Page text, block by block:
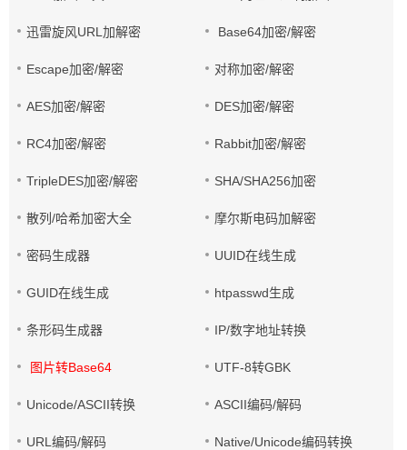
迅雷旋风URL加解密 Base64加密/解密
Escape加密/解密 对称加密/解密
AES加密/解密 DES加密/解密
RC4加密/解密 Rabbit加密/解密
TripleDES加密/解密 SHA/SHA256加密
散列/哈希加密大全 摩尔斯电码加解密
密码生成器 UUID在线生成
GUID在线生成 htpasswd生成
条形码生成器 IP/数字地址转换
图片转Base64 UTF-8转GBK
Unicode/ASCII转换 ASCII编码/解码
URL编码/解码 Native/Unicode编码转换